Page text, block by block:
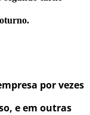
por vezes
e em outras